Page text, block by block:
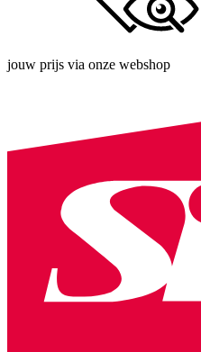
jouw prijs via onze webshop